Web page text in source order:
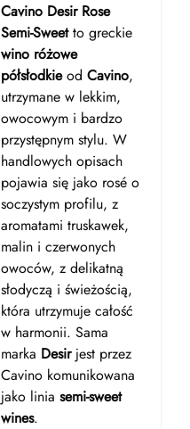
Cavino Desir Rose
Semi-Sweetto greckie
wino różowe
półsłodkieod Cavino,
utrzymane w lekkim,
owocowym i bardzo
przystępnym stylu. W
handlowych opisach
pojawia się jako rosé o
soczystym profilu, z
aromatami truskawek,
malin i czerwonych
owoców, z delikatną
słodyczą i świeżością,
która utrzymuje całość
w harmonii. Sama
marka Desirjest przez
Cavino komunikowana
jako linia semi-sweet
wines.